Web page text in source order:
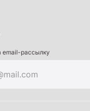
образование
email-рассылку